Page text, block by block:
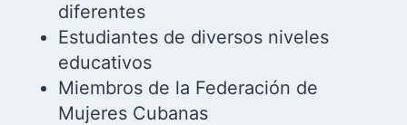
diferentes
Estudiantes de diversos niveles
educativos
Miembros de la Federación de
Mujeres Cubanas